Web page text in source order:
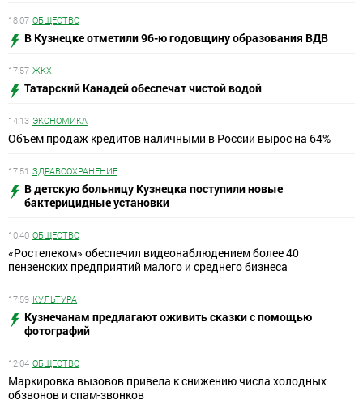
18:07 ОБЩЕСТВО
В Кузнецке отметили 96-ю годовщину образования ВДВ
17:57 ЖКХ
Татарский Канадей обеспечат чистой водой
14:13 ЭКОНОМИКА
Объем продаж кредитов наличными в России вырос на 64%
17:51 ЗДРАВООХРАНЕНИЕ
В детскую больницу Кузнецка поступили новые
бактерицидные установки
10:40 ОБЩЕСТВО
«Ростелеком» обеспечил видеонаблюдением более 40
пензенских предприятий малого и среднего бизнеса
17:59 КУЛЬТУРА
Кузнечанам предлагают оживить сказки с помощью
фотографий
12:04 ОБЩЕСТВО
Маркировка вызовов привела к снижению числа холодных
обзвонов и спам-звонков